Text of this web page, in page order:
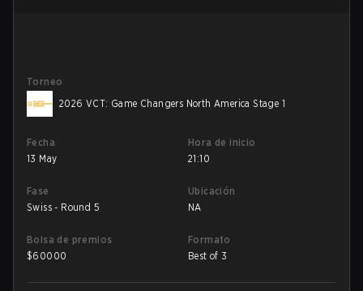
Torneo
2026 VCT: Game Changers North America Stage 1
Fecha
13 May
Hora de inicio
21:10
Fase
Swiss - Round 5
Ubicación
NA
Bolsa de premios
$60000
Formato
Best of 3